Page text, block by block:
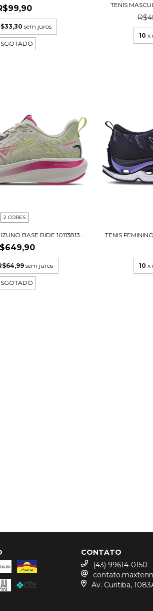
sem juros
TENIS
10 x
2 CORES
BASE RIDE 10113813...
sem juros
TENIS
10 x
CONTATO
(43) 99614-0150
Av. Curitiba,